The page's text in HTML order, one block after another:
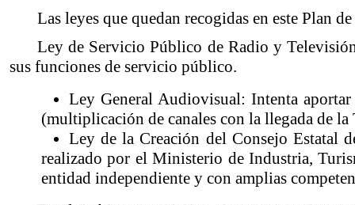
Las leyes que quedan recogidas en este Plan
Ley de Servicio Público de Radio y
sus funciones de servicio público.
Ley General Audiovisual: Intenta
(multiplicación de canales con la llegada de
Ley de la Creación del Consejo Estatal
realizado por el Ministerio de Industria,
entidad independiente y con amplias